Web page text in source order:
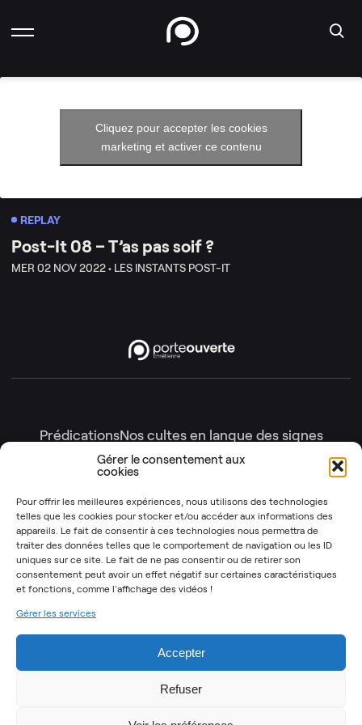
Gérer le consentement aux
cookies
Pour offrir les meilleures expériences, nous utilisons des technologies
telles que les cookies pour stocker et/ou accéder aux informations des
appareils. Le fait de consentir à ces technologies nous permettra de
traiter des données telles que le comportement de navigation ou les ID
uniques sur ce site. Le fait de ne pas consentir ou de retirer son
consentement peut avoir un effet négatif sur certaines caractéristiques
et fonctions, comme l'affichage des vidéos !
Gérer les services
Accepter
Refuser
Cliquez pour accepter les cookies
marketing et activer ce contenu
REPLAY
Post-It 08 – T’as pas soif ?
MER 02 NOV 2022 • LES INSTANTS POST-IT
PrédicationsNos cultes en langue des signes
Nos cultes en intégralité
Génération enfants
Les Instants Post-It
Nos émissions
OSYR – Dernière saison
OSYR – Autres saisons
Notre Rendez-Vous
T’as 2 minutes
Politique de cookies (UE)